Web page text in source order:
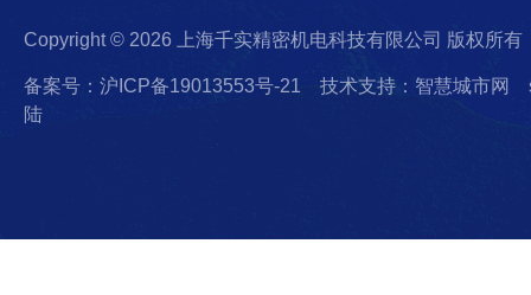
Copyright © 2026 上海千实精密机电科技有限公司 版权所有
备案号：沪ICP备19013553号-21 技术支持：智慧城市网
陆